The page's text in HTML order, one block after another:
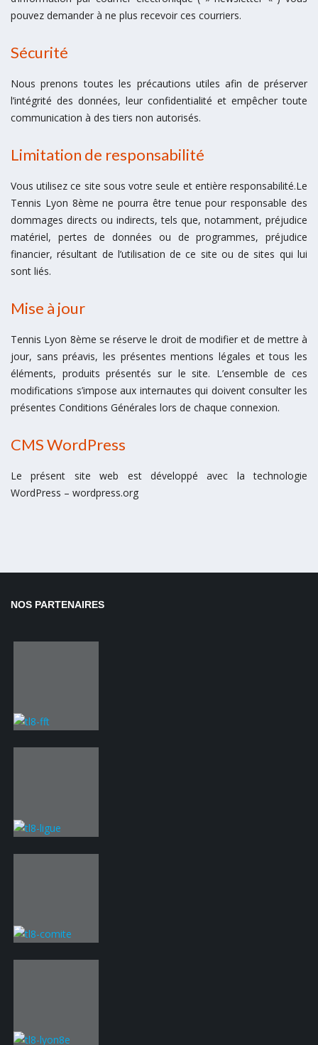
pouvez demander à ne plus recevoir ces courriers.
Sécurité
Nous prenons toutes les précautions utiles afin de préserver
l’intégrité des données, leur confidentialité et empêcher toute
communication à des tiers non autorisés.
Limitation de responsabilité
Vous utilisez ce site sous votre seule et entière responsabilité.Le
Tennis Lyon 8ème ne pourra être tenue pour responsable des
dommages directs ou indirects, tels que, notamment, préjudice
matériel, pertes de données ou de programmes, préjudice
financier, résultant de l’utilisation de ce site ou de sites qui lui
sont liés.
Mise à jour
Tennis Lyon 8ème se réserve le droit de modifier et de mettre à
jour, sans préavis, les présentes mentions légales et tous les
éléments, produits présentés sur le site. L’ensemble de ces
modifications s’impose aux internautes qui doivent consulter les
présentes Conditions Générales lors de chaque connexion.
CMS WordPress
Le présent site web est développé avec la technologie
WordPress – wordpress.org
NOS PARTENAIRES